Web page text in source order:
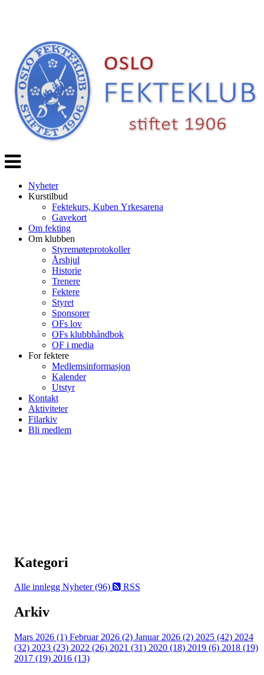
Veksle
navigasjon
Nyheter
Kurstilbud
Fektekurs, Kuben Yrkesarena
Gavekort
Om fekting
Om klubben
Styremøteprotokoller
Årshjul
Historie
Trenere
Fektere
Styret
Sponsorer
OFs lov
OFs klubbhåndbok
OF i media
For fektere
Medlemsinformasjon
Kalender
Utstyr
Kontakt
Aktiviteter
Filarkiv
Bli medlem
Kategori
Alle innlegg Nyheter (96) RSS
Arkiv
Mars 2026 (1) Februar 2026 (2) Januar 2026 (2) 2025 (42) 2024
(32) 2023 (23) 2022 (26) 2021 (31) 2020 (18) 2019 (6) 2018 (19)
2017 (19) 2016 (13)